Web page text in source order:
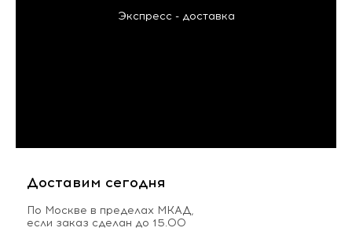
Экспресс - доставка
Доставим сегодня
По Москве в пределах МКАД,
если заказ сделан до 15.00